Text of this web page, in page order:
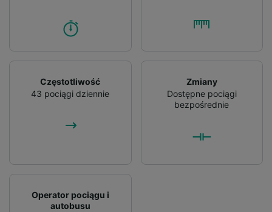
Częstotliwość
43 pociągi dziennie
Zmiany
Dostępne pociągi
bezpośrednie
Operator pociągu i
autobusu